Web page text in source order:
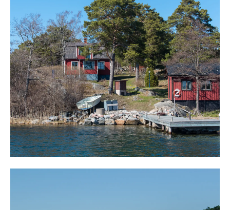
roddavstånd. Det går bra att dra upp en mindre roddbåt
på stranden för att på någon minut ro över till
Gummerholmen. På detta sätt kommer man till ön under
isfria delen av året, även utan egen båt.
Framme vid bryggan sker förtöjning på boj eller längs
med bryggan. Plats finns för flera båtar och på
bryggnock är det segelbåtsdjup.
Intill bryggan finns en härlig sandstrand och här kan
barnen skyddat lära sig simma gå ned i det klara
havsvattnet.
I anslutning till bryggan finns en sjöstuga. Huset ersatte